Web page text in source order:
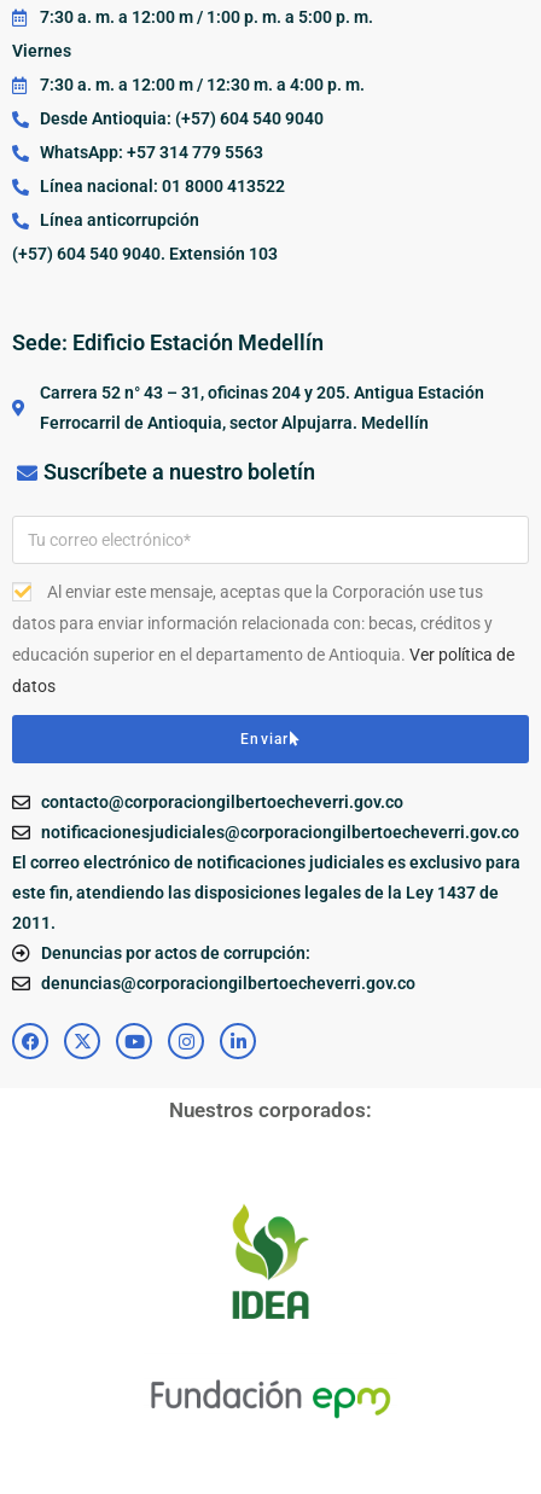
7:30 a. m. a 12:00 m / 1:00 p. m. a 5:00 p. m.
Viernes
7:30 a. m. a 12:00 m / 12:30 m. a 4:00 p. m.
Desde Antioquia: (+57) 604 540 9040
WhatsApp: +57 314 779 5563
Línea nacional: 01 8000 413522
Línea anticorrupción
(+57) 604 540 9040. Extensión 103
Sede: Edificio Estación Medellín
Carrera 52 n° 43 – 31, oficinas 204 y 205. Antigua Estación
Ferrocarril de Antioquia, sector Alpujarra. Medellín
Suscríbete a nuestro boletín
Al enviar este mensaje, aceptas que la Corporación use tus
datos para enviar información relacionada con: becas, créditos y
educación superior en el departamento de Antioquia. Ver política de
datos
Enviar
contacto@corporaciongilbertoecheverri.gov.co
notificacionesjudiciales@corporaciongilbertoecheverri.gov.co
El correo electrónico de notificaciones judiciales es exclusivo para
este fin, atendiendo las disposiciones legales de la Ley 1437 de
2011.
Denuncias por actos de corrupción:
denuncias@corporaciongilbertoecheverri.gov.co
Nuestros corporados: